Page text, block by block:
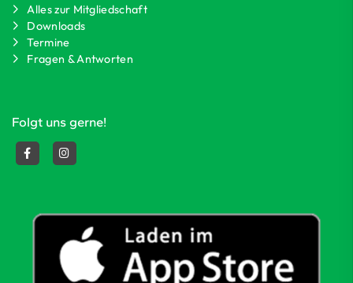
Alles zur Mitgliedschaft
Downloads
Termine
Fragen & Antworten
Folgt uns gerne!